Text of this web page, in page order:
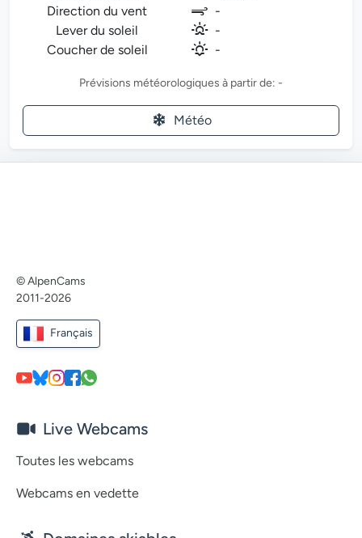
Direction du vent
-
Lever du soleil
-
Coucher de soleil
-
Prévisions météorologiques à partir de: -
Météo
© AlpenCams
2011-2026
Français
Live Webcams
Toutes les webcams
Webcams en vedette